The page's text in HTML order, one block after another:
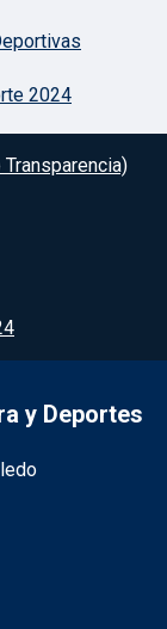
2024
y Deportes